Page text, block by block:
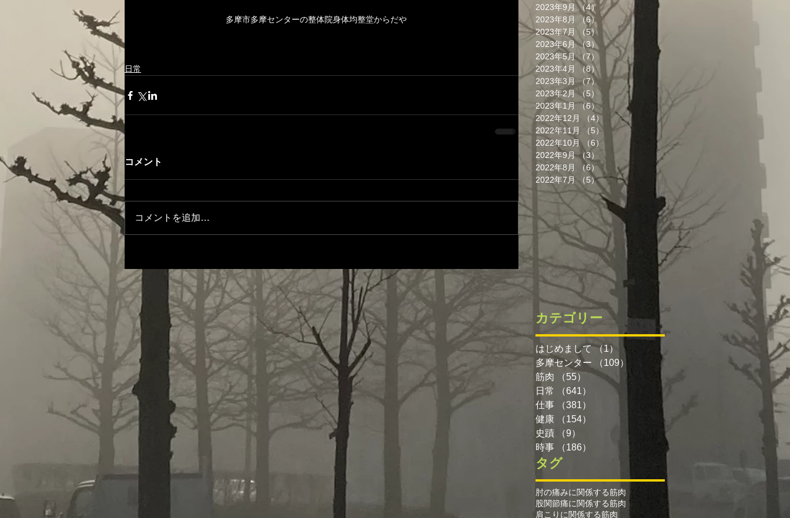
多摩市多摩センターの整体院身体均整堂からだや
日常
コメント
コメントを追加…
2023年9月 （4） 4件の記事
2023年8月
（6） 6件の記事
2023年7月
（5）
5件の記事
2023年6月 （3）
3件の記事
2023年5月 （7）7件の記事
2023年4月
（8）
8件の記事
2023年3月 （7） 7件の記事
2023年2月 （5） 5件の記事
2023年1月 （6）6件の記事
2022年12月
（4）
4件の記事
2022年11月
（5） 5件の記事
2022年10月
（6）
6件の記事
2022年9月 （3）
2022年8月
（6）6件の記事
2022年7月 （5）5件の記事
カテゴリー
はじめまして （1）
1件の記事
多摩センター
（109）
109件の記事
筋肉
（55）
55件の記事
日常
（641）
641件の記事
仕事
（381）
健康
（154）
史蹟
（9）
時事
（186）
タグ
肘の痛みに関係する筋肉
股関節痛に関係する筋肉
肩こりに関係する筋肉